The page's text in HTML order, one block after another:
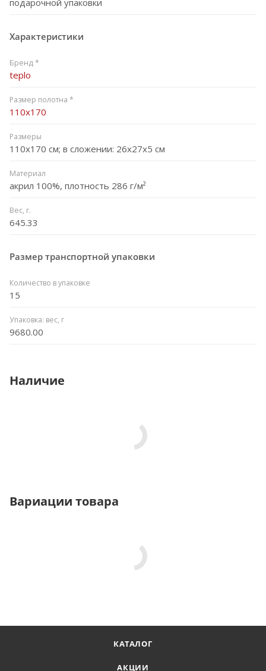
Характеристики
Бренд *
teplo
Размер полотна *
110x170
Размеры
110x170 см; в сложении: 26x27x5 см
Материал
акрил 100%, плотность 286 г/м²
Вес, г.
645.33
Размер транспортной упаковки
Количество в упаковке
15
Упаковка: вес, г
9680.00
Наличие
Вариации товара
КАТАЛОГ
АКЦИИ